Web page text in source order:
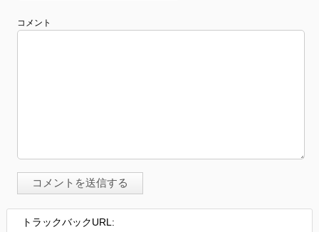
コメント
トラックバックURL: